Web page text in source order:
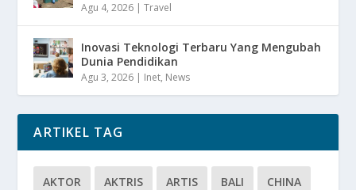
Agu 4, 2026 |Travel
Inovasi Teknologi Terbaru Yang Mengubah
Dunia Pendidikan
Agu 3, 2026 | Inet, News
ARTIKEL TAG
AKTOR AKTRIS ARTIS BALI CHINA